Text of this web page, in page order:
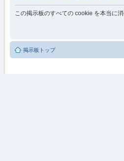
この掲示板のすべての cookie を本当に
掲示板トップ